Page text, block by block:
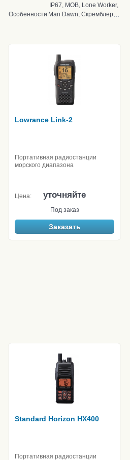
Особенности
IP67, MOB, Lone Worker,
Man Dawn, Скремблер
Lowrance Link-2
Портативная радиостанции
морского диапазона
Цена: уточняйте
Под заказ
Заказать
Standard Horizon HX400
Портативная радиостанции